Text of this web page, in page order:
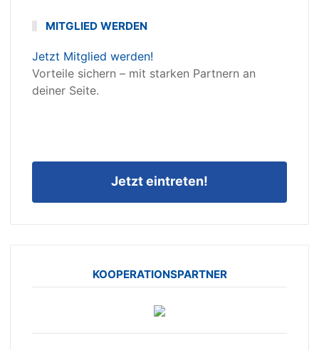
MITGLIED WERDEN
Jetzt Mitglied werden!
Vorteile sichern – mit starken Partnern an
deiner Seite.
Jetzt eintreten!
KOOPERATIONSPARTNER